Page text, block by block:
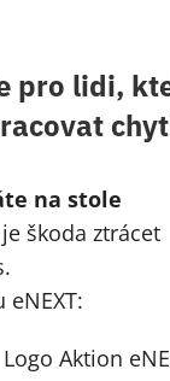
pro lidi,
na stole
škoda ztrácet